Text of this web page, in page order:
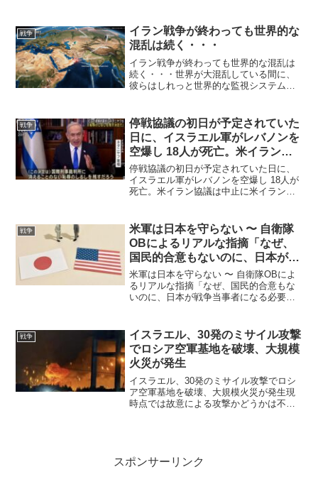
爆に参加していると報じた。イスラエル
軍が第2波の空爆を行っ...
戦争
イラン戦争が終わっても世界的な
混乱は続く・・・
イラン戦争が終わっても世界的な混乱は
続く・・・世界が大混乱している間に、
彼らはしれっと世界的な監視システムを
ています。そんなものです。双方が同意
できるものなど何もないの...
戦争
停戦協議の初日が予定されていた
日に、イスラエル軍がレバノンを
空爆し 18人が死亡。米イラン協
議は中止に
停戦協議の初日が予定されていた日に、
イスラエル軍がレバノンを空爆し 18人が
死亡。米イラン協議は中止に米イラン間
レバノン南部への攻撃は続いている。報
道によると、イスラエ...
戦争
米軍は日本を守らない 〜 自衛隊
OBによるリアルな指摘「なぜ、
国民的合意もないのに、日本が戦
争当事者になる必要があるのか」
米軍は日本を守らない 〜 自衛隊OBによ
るリアルな指摘「なぜ、国民的合意もな
いのに、日本が戦争当事者になる必要が
め！ 夕刊フジといえば産経グループ。
そこが自衛隊のOBを招い...
戦争
イスラエル、30発のミサイル攻撃
でロシア空軍基地を破壊、大規模
火災が発生
イスラエル、30発のミサイル攻撃でロシ
ア空軍基地を破壊、大規模火災が発生現
時点では故意による攻撃かどうかは不明
スポンサーリンク